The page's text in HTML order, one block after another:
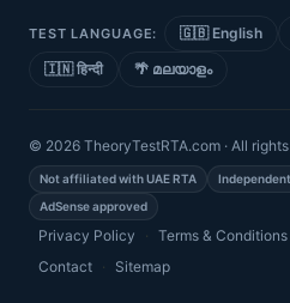
TEST LANGUAGE: 🇬🇧 English
🇮🇳 हिन्दी
🌴 മലയാളം
© 2026 TheoryTestRTA.com · All
Not affiliated with UAE RTA
AdSense approved
Privacy Policy · Terms & Conditions
Contact · Sitemap